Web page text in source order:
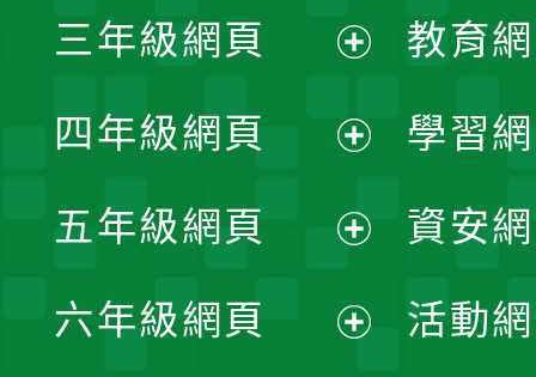
選
單
開
選
單
三年級網頁
開
選
單
四年級網頁
開
選
五年級網頁
開
六年級網頁
教育
學習
資安
活動